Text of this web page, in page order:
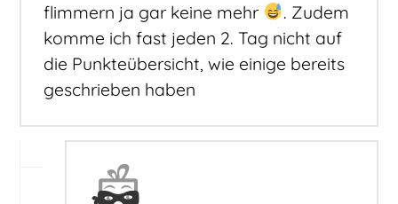
flimmern ja gar keine mehr
. Zudem
komme ich fast jeden 2. Tag nicht auf
die Punkteübersicht, wie einige bereits
geschrieben haben